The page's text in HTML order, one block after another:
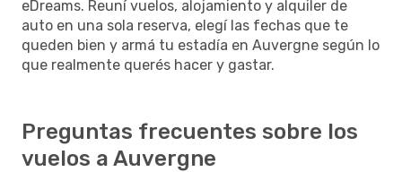
eDreams. Reuní vuelos, alojamiento y alquiler de
auto en una sola reserva, elegí las fechas que te
queden bien y armá tu estadía en Auvergne según lo
que realmente querés hacer y gastar.
Preguntas frecuentes sobre los
vuelos a Auvergne